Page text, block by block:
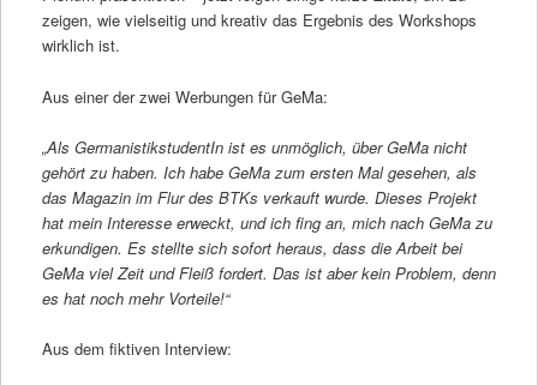
zeigen, wie vielseitig und kreativ das Ergebnis des Workshops
wirklich ist.
Aus einer der zwei Werbungen für GeMa:
„Als GermanistikstudentIn ist es unmöglich, über GeMa nicht
gehört zu haben. Ich habe GeMa zum ersten Mal gesehen, als
das Magazin im Flur des BTKs verkauft wurde. Dieses Projekt
hat mein Interesse erweckt, und ich fing an, mich nach GeMa zu
erkundigen. Es stellte sich sofort heraus, dass die Arbeit bei
GeMa viel Zeit und Fleiß fordert. Das ist aber kein Problem, denn
es hat noch mehr Vorteile!“
Aus dem fiktiven Interview: